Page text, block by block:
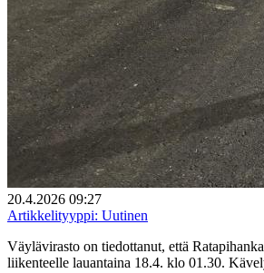
20.4.2026 09:27
Artikkelityyppi: Uutinen
Väylävirasto on tiedottanut, että
liikenteelle lauantaina 18.4. klo 01.30.